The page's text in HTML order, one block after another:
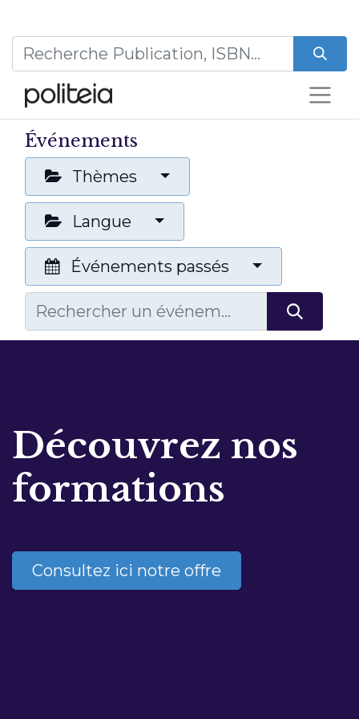
Événements
Thèmes
Langue
Événements passés
Découvrez nos
formations
Consultez ici notre offre